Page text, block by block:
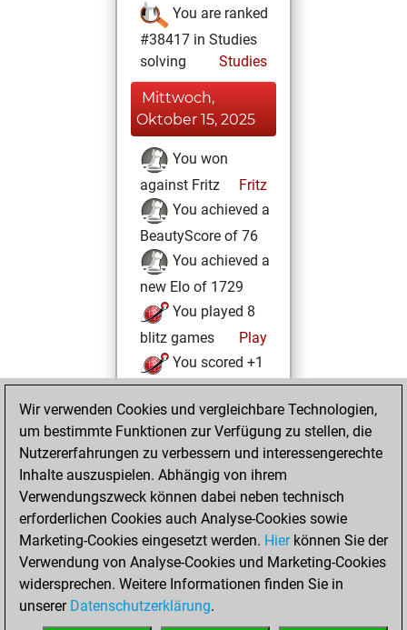
You are ranked
#38417 in Studies
solving
Studies
Mittwoch,
Oktober 15, 2025
You won
against Fritz
Fritz
You achieved a
BeautyScore of 76
You achieved a
new Elo of 1729
You played 8
blitz games
Play
You scored +1
=0 -7 in blitz
Montag, Oktober
13, 2025
You created
your Studies account
Studies
Sonntag,
Oktober 5, 2025
You created
Wir verwenden Cookies und vergleichbare Technologien,
um bestimmte Funktionen zur Verfügung zu stellen, die
Nutzererfahrungen zu verbessern und interessengerechte
Inhalte auszuspielen. Abhängig von ihrem
Verwendungszweck können dabei neben technisch
erforderlichen Cookies auch Analyse-Cookies sowie
Marketing-Cookies eingesetzt werden. Hierkönnen Sie der
Verwendung von Analyse-Cookies und Marketing-Cookies
widersprechen. Weitere Informationen finden Sie in
unserer Datenschutzerklärung.